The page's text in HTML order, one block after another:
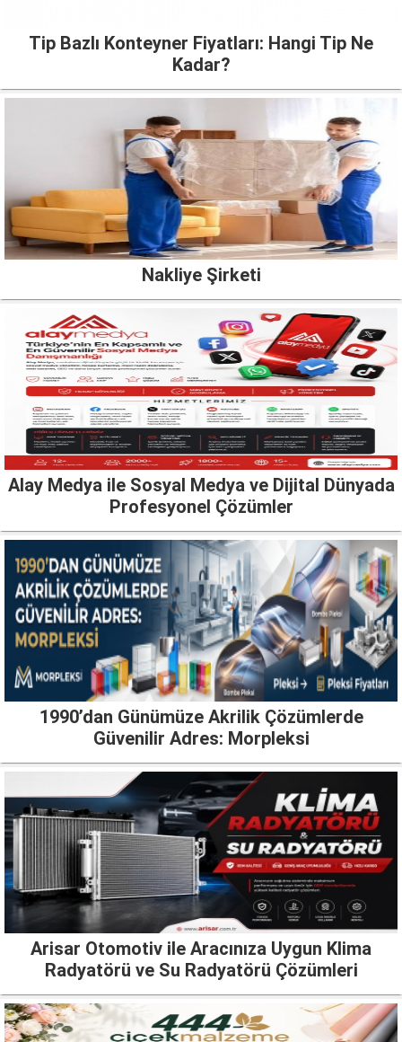
Tip Bazlı Konteyner Fiyatları: Hangi Tip Ne
Kadar?
Nakliye Şirketi
Alay Medya ile Sosyal Medya ve Dijital Dünyada
Profesyonel Çözümler
1990’dan Günümüze Akrilik Çözümlerde
Güvenilir Adres: Morpleksi
Arisar Otomotiv ile Aracınıza Uygun Klima
Radyatörü ve Su Radyatörü Çözümleri